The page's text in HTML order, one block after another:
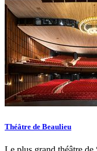
Théâtre de Beaulieu